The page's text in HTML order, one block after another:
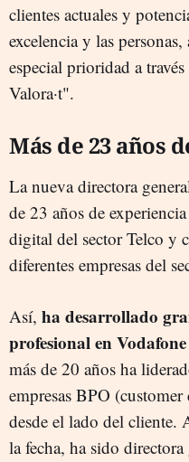
clientes actuales y
excelencia y las
especial prioridad a
Valora·t".
Más de 23 años
La nueva directora
de 23 años de
digital del sector Telco y
diferentes empresas del
Así, ha desarrollado
profesional en
más de 20 años ha
empresas BPO
desde el lado del cliente.
la fecha, ha sido